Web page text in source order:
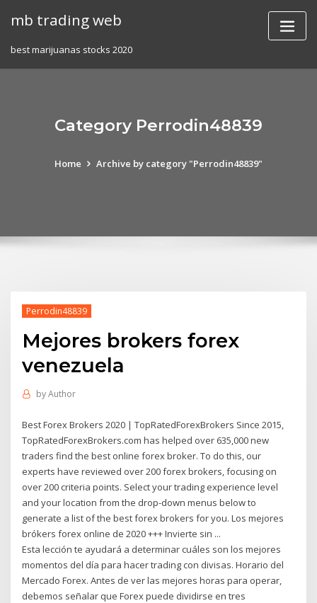
mb trading web
best marijuanas stocks 2020
Category Perrodin48839
Home Archive by category "Perrodin48839"
Perrodin48839
Mejores brokers forex
venezuela
byAuthor
Best Forex Brokers 2020 | TopRatedForexBrokers Since 2015,
TopRatedForexBrokers.com has helped over 635,000 new
traders find the best online forex broker. To do this, our
experts have reviewed over 200 forex brokers, focusing on
over 200 criteria points. Select your trading experience level
and your location from the drop-down menus below to
generate a list of the best forex brokers for you. Los mejores
brókers forex online de 2020 +++ Invierte sin ...
Esta lección te ayudará a determinar cuáles son los mejores
momentos del día para hacer trading con divisas. Horario del
Mercado Forex. Antes de ver las mejores horas para operar,
debemos señalar que Forex puede dividirse en tres